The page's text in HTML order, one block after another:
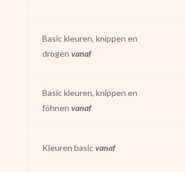
Basic kleuren, knippen en
drogen vanaf
Basic kleuren, knippen en
föhnen vanaf
Kleuren basicvanaf